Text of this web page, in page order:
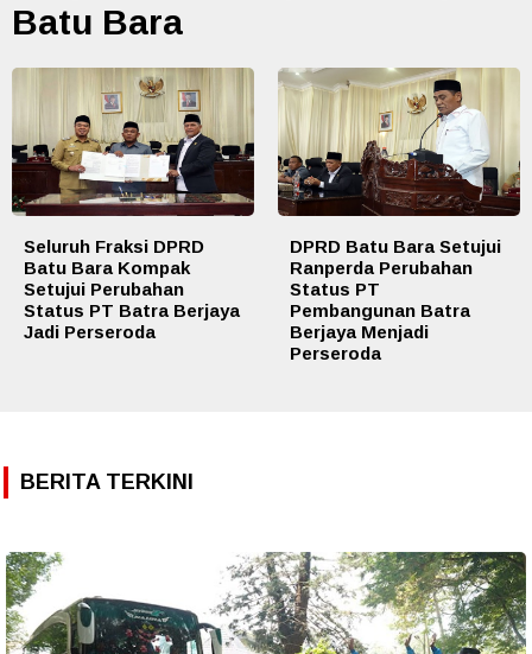
Batu Bara
Seluruh Fraksi DPRD
Batu Bara Kompak
Setujui Perubahan
Status PT Batra Berjaya
Jadi Perseroda
DPRD Batu Bara Setujui
Ranperda Perubahan
Status PT
Pembangunan Batra
Berjaya Menjadi
Perseroda
BERITA TERKINI